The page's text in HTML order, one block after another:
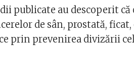
publicate au descoperit
de sân, prostată,
prin prevenirea divizării